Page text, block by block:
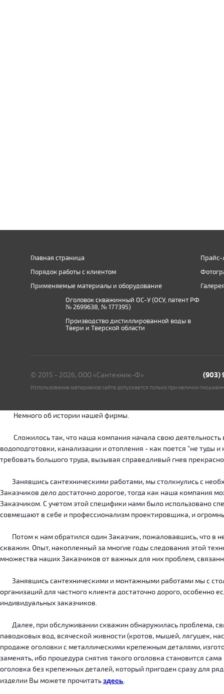
Главная страница
Порядок работы с клиентом
Применяемые материалы и оборудование
Прайс-
Оголовок скважинный ОС-У (ОСУ, патент РФ
№ 2699638, № 177395)
Производство дистиллированной воды в
Твери и Тверской области
© 2015 - 2026, ООО «Сантехник-Ф» (903)
Использование материалов сайта допускается только при наличии
Немного об истории нашей фирмы.
Сложилось так, что наша компания начала свою деятельность
водоподготовки, канализации и отопления - как поется "не
требовать большого труда, вызывая справедливый гнев
Занявшись сантехническими работами, мы столкнулись с
Заказчиков дело достаточно дорогое, тогда как наша компания
Заказчиком. С учетом этой специфики нами было использовано
совмещают в себе и профессионализм проектировщика, и
Потом к нам обратился один Заказчик, пожаловавшись, что в
скважин. Опыт, накопленный за многие годы следования этой
множества наших Заказчиков от важных для них проблем,
Занявшись сантехническими и монтажными работами мы с
организаций для частного клиента достаточно дорого, особенно
индивидуальных заказчиков.
Далее, при обслуживании скважин обнаружилась проблема,
паводковых вод, всяческой живности (кротов, мышей, лягушек,
продаже оголовки с металлическими крепежным деталями,
заменять, ибо процедура снятия такого оголовка становится
оголовка без крепежных деталей, который пригоден сразу для
изделии Вы можете прочитатьздесь.